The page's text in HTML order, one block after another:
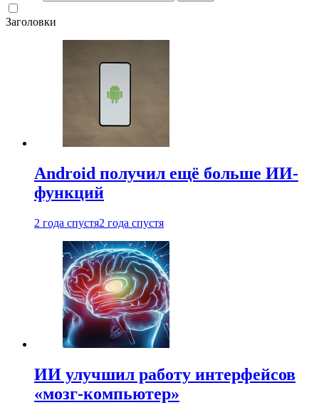
Заголовки
Android получил ещё больше ИИ-
функций
2 года спустя2 года спустя
ИИ улучшил работу интерфейсов
«мозг-компьютер»